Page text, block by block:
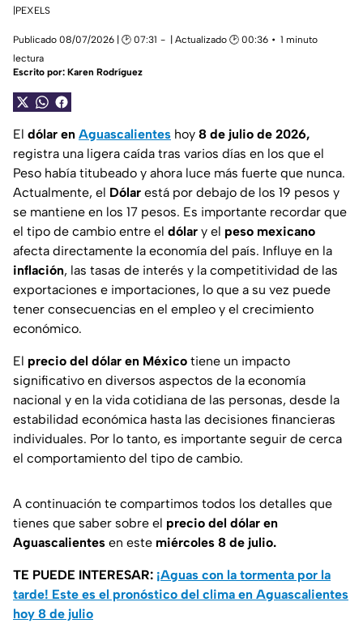
|PEXELS
Publicado 08/07/2026 | 🕑 07:31 | Actualizado 🕑 00:36
1 minuto
lectura
Escrito por: Karen Rodríguez
El dólar en Aguascalientes hoy 8 de julio de 2026,
registra una ligera caída tras varios días en los que el
Peso había titubeado y ahora luce más fuerte que nunca.
Actualmente, el Dólar está por debajo de los 19 pesos y
se mantiene en los 17 pesos. Es importante recordar que
el tipo de cambio entre el dólar y el peso mexicano
afecta directamente la economía del país. Influye en la
inflación, las tasas de interés y la competitividad de las
exportaciones e importaciones, lo que a su vez puede
tener consecuencias en el empleo y el crecimiento
económico.
El precio del dólar en México tiene un impacto
significativo en diversos aspectos de la economía
nacional y en la vida cotidiana de las personas, desde la
estabilidad económica hasta las decisiones financieras
individuales. Por lo tanto, es importante seguir de cerca
el comportamiento del tipo de cambio.
A continuación te compartimos todos los detalles que
tienes que saber sobre el precio del dólar en
Aguascalientes en este miércoles 8 de julio.
TE PUEDE INTERESAR: ¡Aguas con la tormenta por la
tarde! Este es el pronóstico del clima en Aguascalientes
hoy 8 de julio